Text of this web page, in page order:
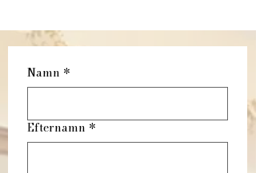
Namn *
Efternamn *